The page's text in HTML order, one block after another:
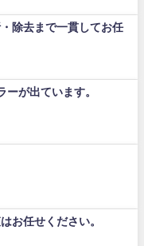
除去まで一貫してお任
が出ています。
お任せください。